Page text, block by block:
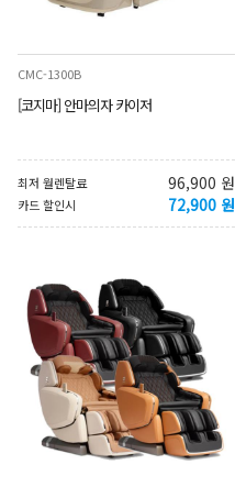
CMC-1300B
[코지마] 안마의자 카이저
최저 월렌탈료 96,900 원
카드 할인시 72,900 원